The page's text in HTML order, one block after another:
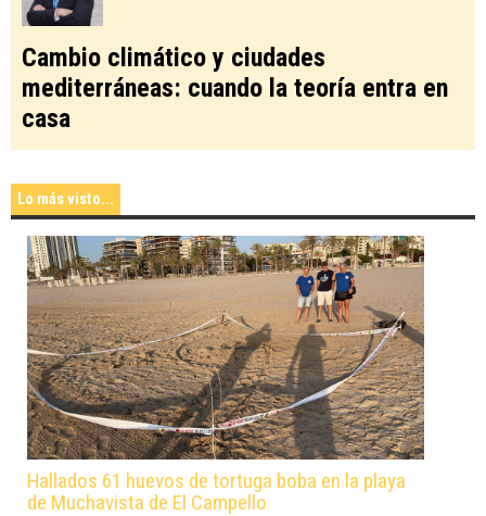
Cambio climático y ciudades
mediterráneas: cuando la teoría entra en
casa
Lo más visto...
Hallados 61 huevos de tortuga boba en la playa
de Muchavista de El Campello